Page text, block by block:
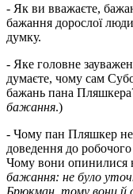
- Як ви вважаєте,
бажання дорослої
думку.
- Яке головне
думаєте, чому сам
бажань пана
бажання.)
- Чому пан Пляшкер не
доведення до
Чому вони опинилися
бажання: не було
Брюкман, тому вони й